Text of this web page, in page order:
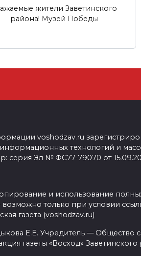
жители Заветинского
района! Музей Победы
voshodzav.ru
технологий и
серия Эл № ФС77-79070 от
и использование
возможно только при условии
газета (voshodzav.ru)
Е.Е. Учредитель — Общество
газеты «Восход» Заветинского